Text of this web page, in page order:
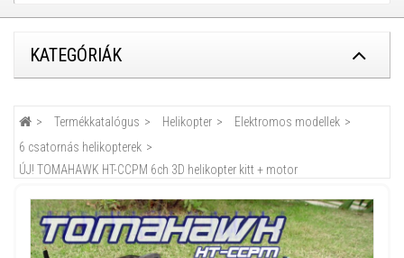
KATEGÓRIÁK
Termékkatalógus Helikopter
Elektromos modellek
6 csatornás helikopterek
ÚJ! TOMAHAWK HT-CCPM 6ch 3D helikopter kitt + motor